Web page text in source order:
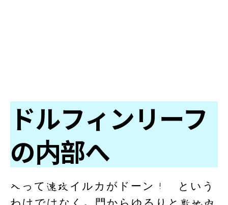
ドルフィンリーフ
の内部へ
入って速攻イルカがドーン！ という
わけではなく、門からゆるりと敷地内